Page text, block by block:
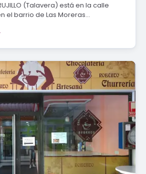
(Talavera) está en la calle
el barrio de Las Moreras…